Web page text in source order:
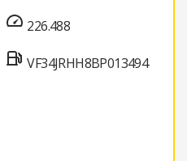
226.488
VF34JRHH8BP013494